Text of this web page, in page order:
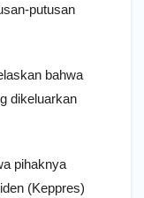
putusan
bahwa
dikeluarkan
pihaknya
(Keppres)